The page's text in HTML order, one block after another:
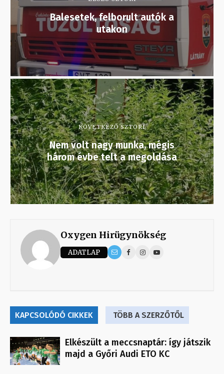
Balesetek, felborult autók a
utakon
KÖVETKEZŐ SZTORI
Nem volt nagy munka, mégis
három évbe telt a megoldása
Oxygen Hirügynökség
ADATLAP
KAPCSOLÓDÓ CIKKEK TÖBB A SZERZŐTŐL
Elkészült a meccsnaptár: így játszik
majd a Győri Audi ETO KC